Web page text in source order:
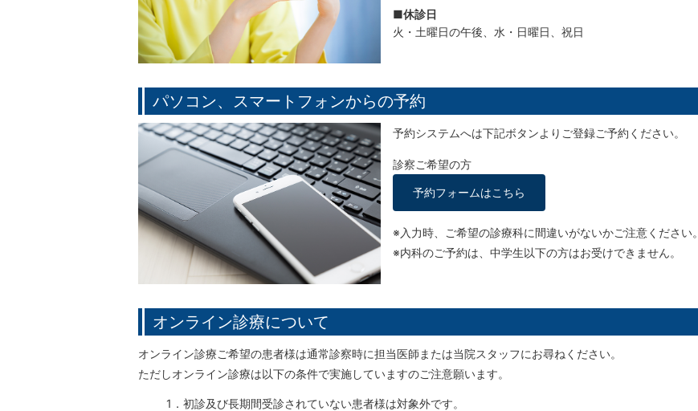
■休診日
火・土曜日の午後、水・日曜日、祝日
パソコン、スマートフォンからの予約
予約システムへは下記ボタンよりご登録ご予約ください。
診察ご希望の方
予約フォームはこちら
※入力時、ご希望の診療科に間違いがないかご注意ください。
※内科のご予約は、中学生以下の方はお受けできません。
オンライン診療について
オンライン診療ご希望の患者様は通常診察時に担当医師または当院スタッフにお尋ねください。
ただしオンライン診療は以下の条件で実施していますのご注意願います。
1．初診及び長期間受診されていない患者様は対象外です。